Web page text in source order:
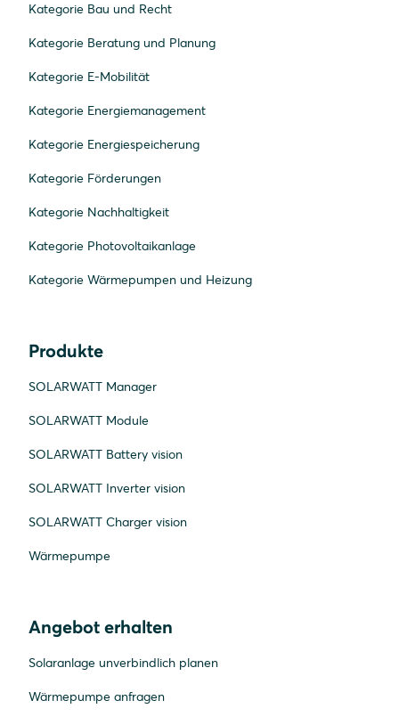
Kategorie Bau und Recht
Kategorie Beratung und Planung
Kategorie E-Mobilität
Kategorie Energiemanagement
Kategorie Energiespeicherung
Kategorie Förderungen
Kategorie Nachhaltigkeit
Kategorie Photovoltaikanlage
Kategorie Wärmepumpen und Heizung
Produkte
SOLARWATT Manager
SOLARWATT Module
SOLARWATT Battery vision
SOLARWATT Inverter vision
SOLARWATT Charger vision
Wärmepumpe
Angebot erhalten
Solaranlage unverbindlich planen
Wärmepumpe anfragen